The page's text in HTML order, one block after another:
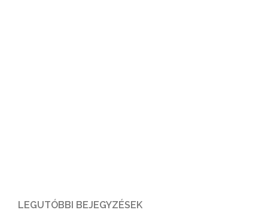
LEGUTÓBBI BEJEGYZÉSEK